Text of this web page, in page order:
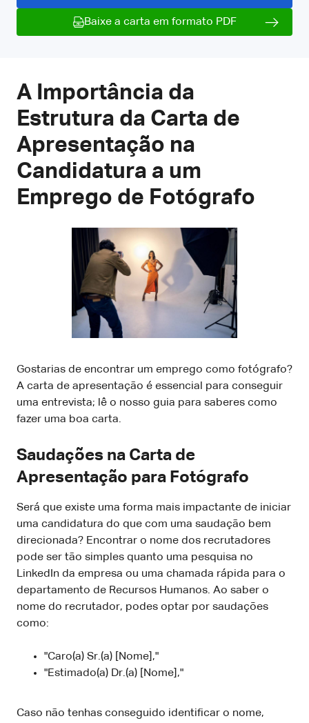
Baixe a carta em formato PDF
A Importância da
Estrutura da Carta de
Apresentação na
Candidatura a um
Emprego de Fotógrafo
Gostarias de encontrar um emprego como fotógrafo?
A carta de apresentação é essencial para conseguir
uma entrevista; lê o nosso guia para saberes como
fazer uma boa carta.
Saudações na Carta de
Apresentação para Fotógrafo
Será que existe uma forma mais impactante de iniciar
uma candidatura do que com uma saudação bem
direcionada? Encontrar o nome dos recrutadores
pode ser tão simples quanto uma pesquisa no
LinkedIn da empresa ou uma chamada rápida para o
departamento de Recursos Humanos. Ao saber o
nome do recrutador, podes optar por saudações
como:
"Caro(a) Sr.(a) [Nome],"
"Estimado(a) Dr.(a) [Nome],"
Caso não tenhas conseguido identificar o nome,